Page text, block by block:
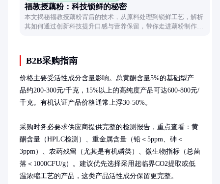
福教授藕粉：科技锁鲜的秘密
本文揭秘福教授藕粉背后的技术，从原料处理到锁鲜工艺，解析
其如何通过创新科技提升口感与营养保留，带你走进藕粉制作的
B2B采购指南
价格主要受活性成分含量影响。总黄酮含量5%的基础型产
品约200-300元/千克，15%以上的高纯度产品可达600-800元/
千克。有机认证产品价格通常上浮30-50%。
采购时务必要求供应商提供完整的检测报告，重点查看：黄
酮含量（HPLC检测）、重金属含量（铅＜5ppm、砷＜
3ppm）、农药残留（尤其是有机磷类）、微生物指标（总菌
落＜1000CFU/g）。建议优先选择采用超临界CO2提取或低
温浓缩工艺的产品，这类产品活性成分保留更完整。